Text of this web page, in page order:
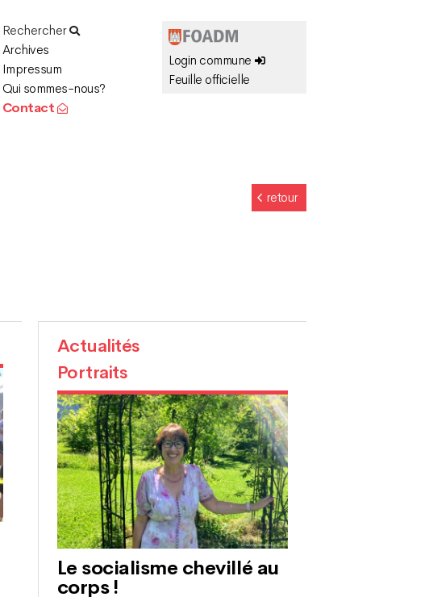
Rechercher
Archives
Impressum
Qui sommes-nous?
Contact
Login commune
Feuille officielle
retour
Actualités
Portraits
Le socialisme chevillé au
corps !